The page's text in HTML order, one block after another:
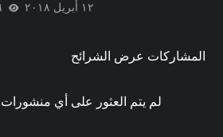
١٢ أبريل ٢٠١٨
المشاركات عرض الشرائح
لم يتم العثور على أي